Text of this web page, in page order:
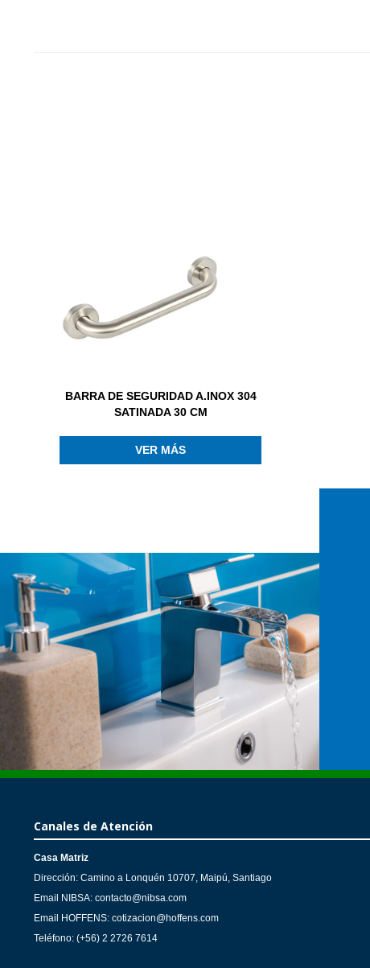
BARRA DE SEGURIDAD A.INOX 304
SATINADA 30 CM
VER MÁS
Canales de Atención
Casa Matriz
Dirección: Camino a Lonquén 10707, Maipú, Santiago
Email NIBSA: contacto@nibsa.com
Email HOFFENS: cotizacion@hoffens.com
Teléfono: (+56) 2 2726 7614